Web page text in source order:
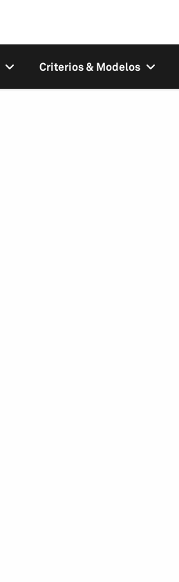
Criterios & Modelos